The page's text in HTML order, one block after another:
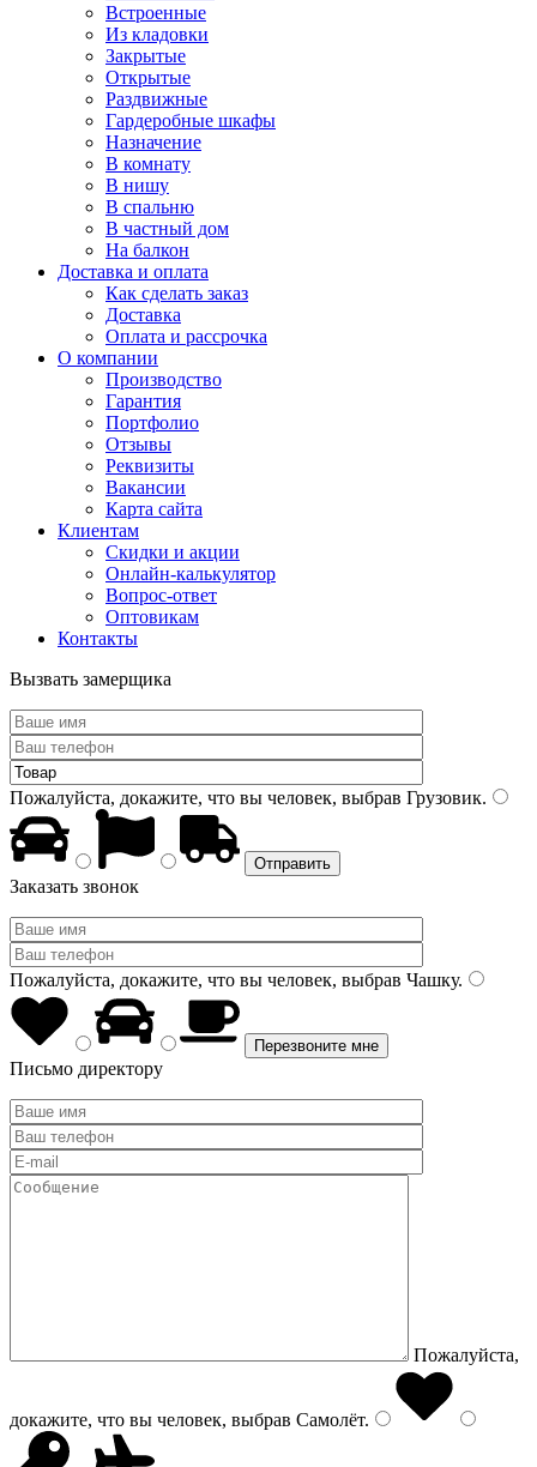
Встроенные
Из кладовки
Закрытые
Открытые
Раздвижные
Гардеробные шкафы
Назначение
В комнату
В нишу
В спальню
В частный дом
На балкон
Доставка и оплата
Как сделать заказ
Доставка
Оплата и рассрочка
О компании
Производство
Гарантия
Портфолио
Отзывы
Реквизиты
Вакансии
Карта сайта
Клиентам
Скидки и акции
Онлайн-калькулятор
Вопрос-ответ
Оптовикам
Контакты
Вызвать замерщика
Пожалуйста, докажите, что вы человек, выбрав Грузовик.
Заказать звонок
Пожалуйста, докажите, что вы человек, выбрав Чашку.
Письмо директору
Пожалуйста,
докажите, что вы человек, выбрав Самолёт.